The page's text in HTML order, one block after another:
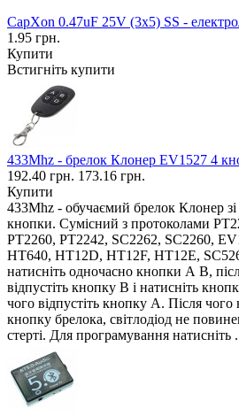
CapXon 0.47uF 25V (3x5) SS -
1.95 грн.
Купити
Встигніть купити
433Mhz - брелок Клонер EV1527 4
192.40 грн. 173.16 грн.
Купити
433Mhz - обучаємий брелок Клонер
кнопки. Сумісний з протоколами
PT2260, PT2242, SC2262, SC2260,
HT640, HT12D, HT12F, HT12E,
натисніть одночасно кнопки А В,
відпустіть кнопку В і натисніть
чого відпустіть кнопку А. Після чого
кнопку брелока, світлодіод не
стерті. Для програмування натисніть